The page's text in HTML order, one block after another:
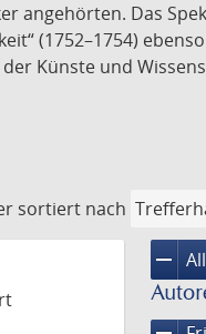
angehörten. Das
(1752–1754) ebenso
Künste und
sortiert nach
remove